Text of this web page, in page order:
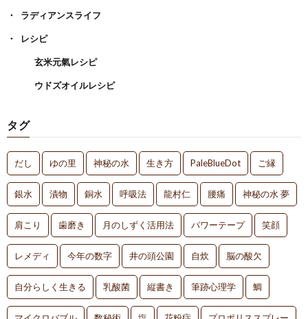
ラディアンスライフ
レシピ
玄米元氣レシピ
ウドズオイルレシピ
タグ
だし ゆの里 神秘の水 生き方 PaleBlueDot ご縁
銀水 漬物 銅水 呼吸法 龍村仁 腰痛 神秘の水 夢
肩こり 歯磨き 月のしずく活用法 パワーテープ 笑顔
レメディ 今年の数字 井の頭公園 自炊 脳の酸欠
自分らしく生きる 乳酸菌 縦書き 筆跡心理学 鯛